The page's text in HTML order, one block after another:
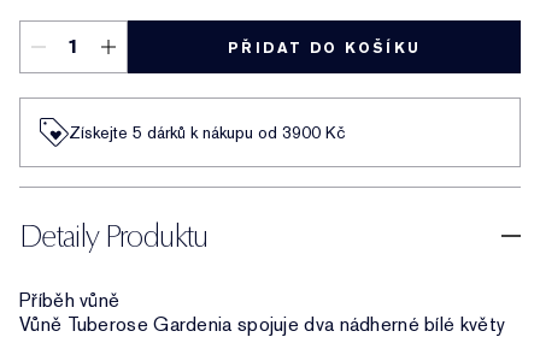
PŘIDAT DO KOŠÍKU
Získejte 5 dárků k nákupu od 3900 Kč
Detaily Produktu
Příběh vůně
Vůně Tuberose Gardenia spojuje dva nádherné bílé květy